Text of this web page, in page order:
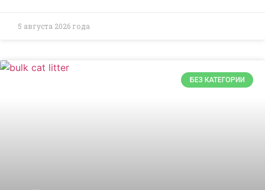
5 августа 2026 года
БЕЗ КАТЕГОРИИ